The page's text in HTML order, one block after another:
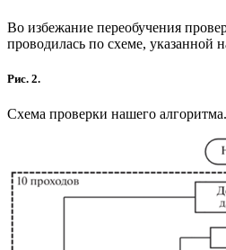
Во избежание переобучения
проводилась по схеме, указанной
Рис. 2.
Схема проверки нашего алгоритма.